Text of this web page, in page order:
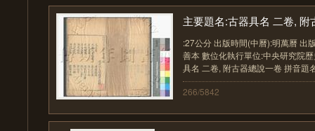
主要題名:古器具名 二卷, 附
:27公分 出版時間(中曆):明萬曆 出
善本 數位化執行單位:中央研究院
具名 二卷, 附古器總說一卷 拼音題
266/5842